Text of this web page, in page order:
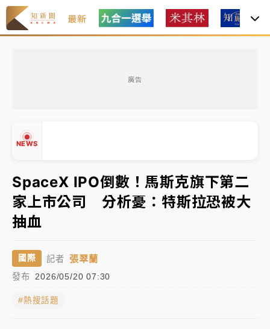
最新
廣告
NEWS
處置制度大變革！ 證交所今起縮短股票「關禁閉」天
數與撮合時間
才續任就飛美國大學面試 清大校長高為元致歉：機會
到來時引起我的好奇
白海豚颱風解除海警 西南風來了！4縣市大雨特報、各
地午後雷雨
分析｜
標？ 鴻海本週法說法人關注的四大重點
盟 兩大愛徒向他致
▼
SpaceX IPO倒數！馬斯克旗下第二
家上市公司 分析憂：特斯拉恐被大
抽血
國際 記者 張翠蘭
發布 2026/05/20 07:30
#熱搜話題